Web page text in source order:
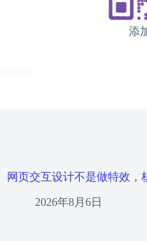
添
网页交互设计不是做特效，
2026年8月6日